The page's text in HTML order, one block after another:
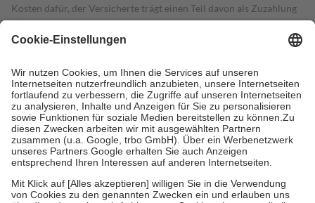
Kosten dafür, der Versicherte trägt einen Teil davon als Zuzahlung
mit.
Grundsätzlich leisten Mitglieder Zuzahlungen in Höhe von zehn
höchstens zehn Euro.
Es sind jedoch nie mehr als die tatsächlichen
Kosten der Leistung zu entrichten.
Diese Regeln gelten grundsätzlich auch für Online-Apotheken.
Bei Heilmitteln und häuslicher Krankenpflege beträgt die
Zuzahlung zehn Prozent der Kosten sowie zehn Euro je
Verordnung.
Um das Engagement der Versicherten für ihre eigene Gesundheit zu
stärken und die besondere Stellung der Familie zu unterstützen,
fallenkeine Zuzahlungenan bei:
• Kindern und Jugendlichen bis zum vollendeten 18. Lebensjahr